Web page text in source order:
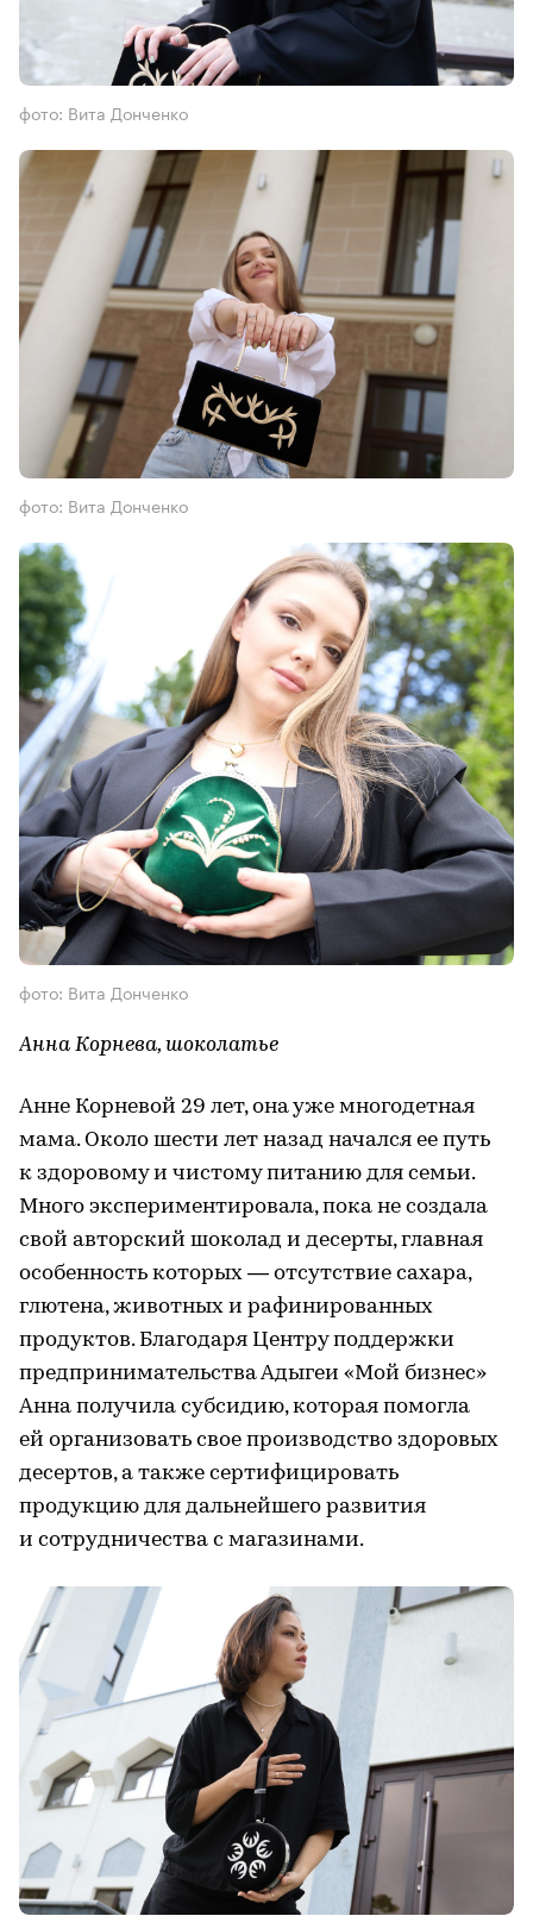
фото: Вита Донченко
фото: Вита Донченко
фото: Вита Донченко
Анна Корнева, шоколатье
Анне Корневой 29 лет, она уже многодетная
мама. Около шести лет назад начался ее путь
к здоровому и чистому питанию для семьи.
Много экспериментировала, пока не создала
свой авторский шоколад и десерты, главная
особенность которых — отсутствие сахара,
глютена, животных и рафинированных
продуктов. Благодаря Центру поддержки
предпринимательства Адыгеи «Мой бизнес»
Анна получила субсидию, которая помогла
ей организовать свое производство здоровых
десертов, а также сертифицировать
продукцию для дальнейшего развития
и сотрудничества с магазинами.